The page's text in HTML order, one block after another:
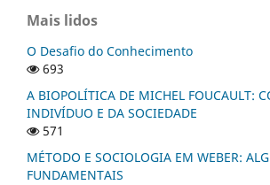
Mais lidos
O Desafio do Conhecimento
693
A BIOPOLÍTICA DE MICHEL FOUCAULT:
INDIVÍDUO E DA SOCIEDADE
571
MÉTODO E SOCIOLOGIA EM WEBER:
FUNDAMENTAIS